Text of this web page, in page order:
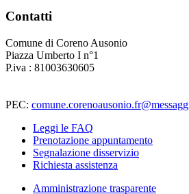
Contatti
Comune di Coreno Ausonio
Piazza Umberto I n°1
P.iva : 81003630605
PEC:
Leggi le FAQ
Prenotazione appuntamento
Segnalazione disservizio
Richiesta assistenza
Amministrazione trasparente